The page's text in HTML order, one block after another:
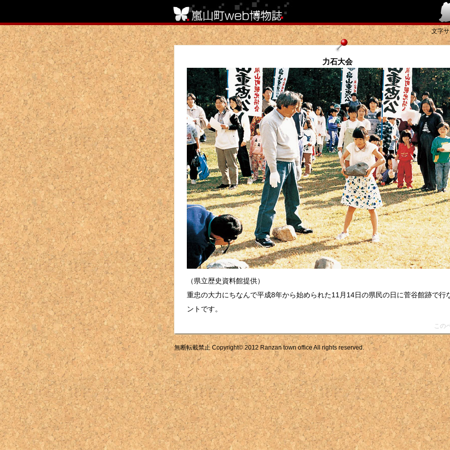
文字
力石大会
（県立歴史資料館提供）
重忠の大力にちなんで平成8年から始められた11月14日の県民の日に菅谷館跡で行
ントです。
この
無断転載禁止 Copyright© 2012 Ranzan town office All rights reserved.